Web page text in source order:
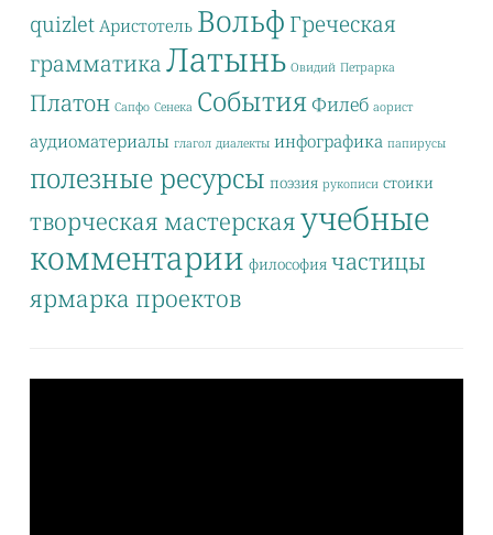
quizlet Аристотель Вольф Греческая
грамматикаЛатынь Овидий Петрарка
Платон Сапфо Сенека События Филеб аорист
аудиоматериалы глагол диалекты инфографика папирусы
полезные ресурсы поэзия рукописи стоики
творческая мастерскаяучебные
комментарии философия частицы
ярмарка проектов